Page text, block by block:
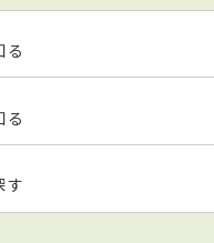
る
る
す